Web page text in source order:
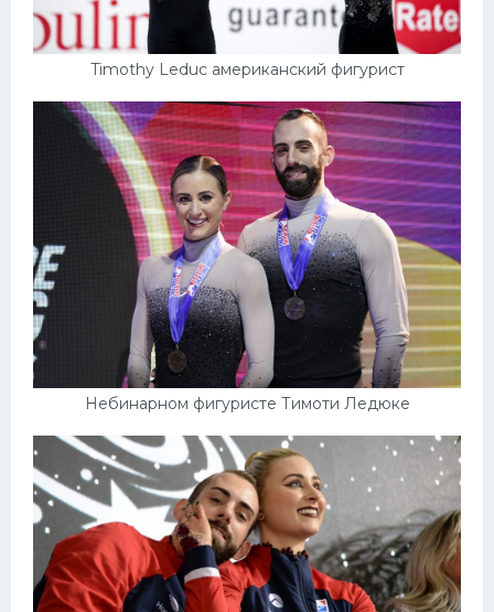
Timothy Leduc американский фигурист
Небинарном фигуристе Тимоти Ледюке